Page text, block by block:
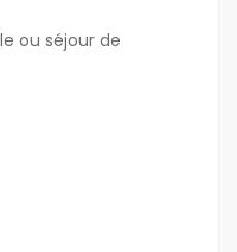
ou séjour de